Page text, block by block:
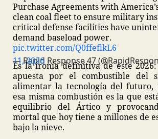
Purchase Agreements with
clean coal fleet to ensure military
critical defense facilities have
demand baseload power.
pic.twitter.com/Q0ffeflkL6
— Rapid Response 47
February 11, 2026
Es la ironía definitiva de este
apuesta por el combustible del
alimentar la tecnología del futuro,
esa misma combustión es la que
equilibrio del Ártico y
mortal que hoy tiene a millones de
bajo la nieve.